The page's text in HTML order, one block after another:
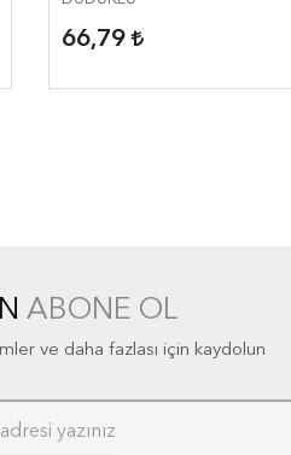
66,79
ABONE OL
ve daha fazlası için kaydolun